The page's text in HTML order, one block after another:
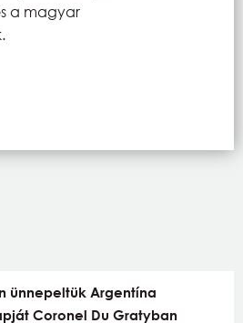
a magyar
ünnepeltük Argentína
Coronel Du Gratyban